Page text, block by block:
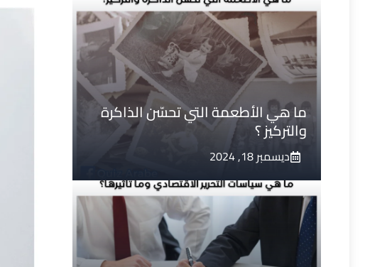
ما هي الأطعمة التي تحسّن الذاكرة
والتركيز ؟
ديسمبر 18, 2024